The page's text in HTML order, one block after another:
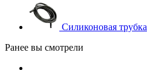
Силиконовая трубка
Ранее вы смотрели